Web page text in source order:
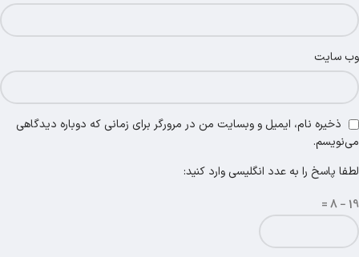
وب‌ سایت
ذخیره نام، ایمیل و وبسایت من در مرورگر برای زمانی که دوباره دیدگاهی
می‌نویسم.
لطفا پاسخ را به عدد انگلیسی وارد کنید:
19 − 8 =